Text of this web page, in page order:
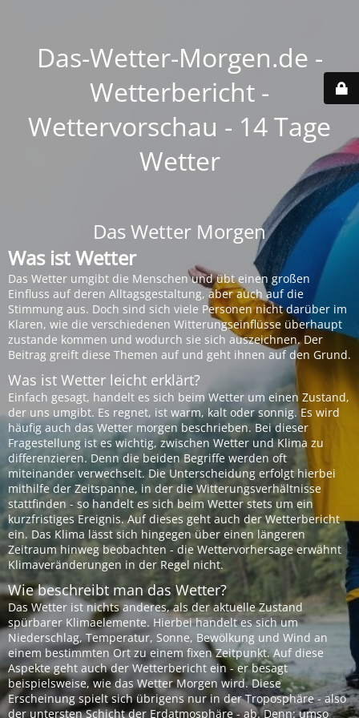
Das-Wetter-Morgen.de -
Wetterbericht -
Wettervorschau - 14 Tage
Wetter
Das Wetter Morgen
Was ist Wetter
Das Wetter umgibt die Menschen und übt einen großen
Einfluss auf deren Alltagsgestaltung, aber auch auf die
Stimmung aus. Doch sind sich viele Personen nicht darüber im
Klaren, wie die verschiedenen Witterungseinflüsse überhaupt
zustande kommen und wodurch sie sich auszeichnen. Der
Beitrag greift diese Themen auf und geht ihnen auf den Grund.
Was ist Wetter leicht erklärt?
Einfach gesagt, handelt es sich beim Wetter um einen Zustand,
der uns umgibt. Es regnet, ist warm, kalt oder sonnig. Es wird
häufig auch das Wetter morgen beschrieben. Bei dieser
Fragestellung ist es wichtig, zwischen Wetter und Klima zu
differenzieren. Denn die beiden Begriffe werden oft
miteinander verwechselt. Die Unterscheidung erfolgt hierbei
mithilfe der Zeitspanne, in der die Witterungsverhältnisse
stattfinden - so handelt es sich beim Wetter stets um ein
kurzfristiges Ereignis. Auf dieses geht auch der Wetterbericht
ein. Das Klima lässt sich hingegen über einen längeren
Zeitraum hinweg beobachten - die Wettervorhersage erwähnt
Klimaveränderungen in der Regel nicht.
Wie beschreibt man das Wetter?
Das Wetter ist nichts anderes, als der aktuelle Zustand
spürbarer Klimaelemente. Hierbei handelt es sich um
Niederschlag, Temperatur, Sonne, Bewölkung und Wind an
einem bestimmten Ort zu einem fixen Zeitpunkt. Auf diese
Aspekte geht auch der Wetterbericht ein - er besagt
beispielsweise, wie das Wetter Morgen wird. Diese
Erscheinung spielt sich übrigens nur in der Troposphäre - also
der untersten Schicht der Erdatmosphäre - ab. Denn: umso